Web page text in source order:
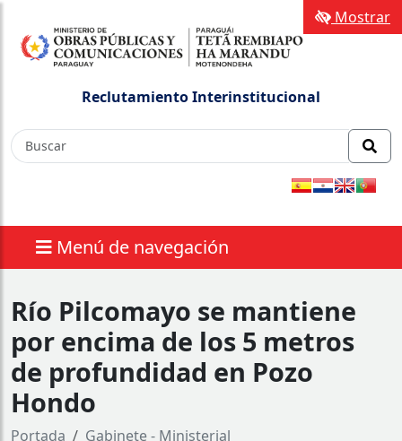
Reclutamiento Interinstitucional
Menú de navegación
Mostrar
Río Pilcomayo se mantiene
por encima de los 5 metros
de profundidad en Pozo
Hondo
Portada
Gabinete - Ministerial